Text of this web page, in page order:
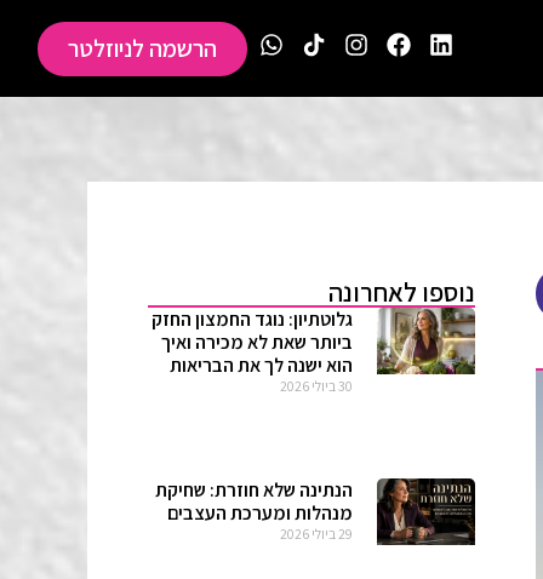
הרשמה לניוזלטר
נוספו לאחרונה
גלוטתיון: נוגד החמצון החזק
ביותר שאת לא מכירה ואיך
הוא ישנה לך את הבריאות
30 ביולי 2026
הנתינה שלא חוזרת: שחיקת
מנהלות ומערכת העצבים
29 ביולי 2026